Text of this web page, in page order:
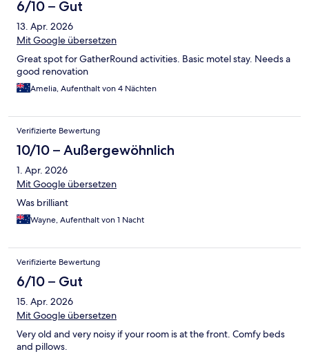
6/10 – Gut
13. Apr. 2026
Mit Google übersetzen
Great spot for GatherRound activities. Basic motel stay. Needs a
good renovation
Amelia, Aufenthalt von 4 Nächten
Verifizierte Bewertung
10/10 – Außergewöhnlich
1. Apr. 2026
Mit Google übersetzen
Was brilliant
Wayne, Aufenthalt von 1 Nacht
Verifizierte Bewertung
6/10 – Gut
15. Apr. 2026
Mit Google übersetzen
Very old and very noisy if your room is at the front. Comfy beds
and pillows.